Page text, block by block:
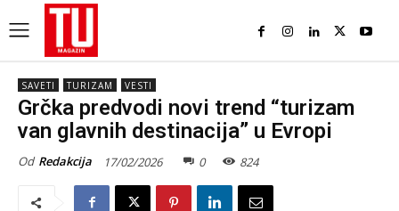
SAVETI TURIZAM VESTI
Grčka predvodi novi trend “turizam
van glavnih destinacija” u Evropi
Od Redakcija 17/02/2026 0 824